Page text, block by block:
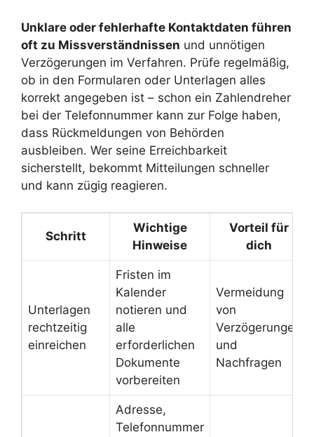
Unklare oder fehlerhafte Kontaktdaten führen
oft zu Missverständnissen und unnötigen
Verzögerungen im Verfahren. Prüfe regelmäßig,
ob in den Formularen oder Unterlagen alles
korrekt angegeben ist – schon ein Zahlendreher
bei der Telefonnummer kann zur Folge haben,
dass Rückmeldungen von Behörden
ausbleiben. Wer seine Erreichbarkeit
sicherstellt, bekommt Mitteilungen schneller
und kann zügig reagieren.
Schritt
Wichtige
Hinweise
Vorteil für
dich
Unterlagen
rechtzeitig
einreichen
Fristen im
Kalender
notieren und
alle
erforderlichen
Dokumente
vorbereiten
Vermeidung
von
Verzögerungen
und
Nachfragen
Adresse,
Telefonnummer